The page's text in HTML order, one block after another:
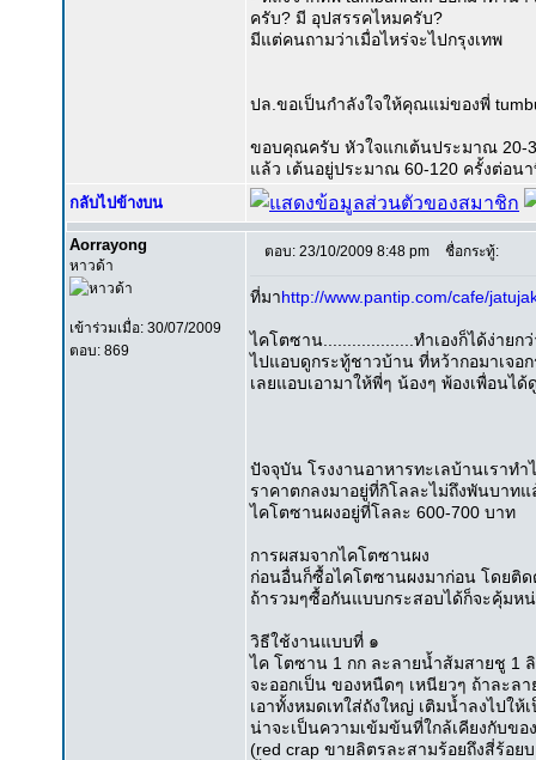
ครับ? มี อุปสรรคไหมครับ?
มีแต่คนถามว่าเมื่อไหร่จะไปกรุงเทพ
ปล.ขอเป็นกำลังใจให้คุณแม่ของพี่
ขอบคุณครับ หัวใจแกเต้นประมาณ 20-
แล้ว เต้นอยู่ประมาณ 60-120 ครั้งต่อน
กลับไปข้างบน
Aorrayong
หาวด้า
เข้าร่วมเมื่อ: 30/07/2009
ตอบ: 869
ตอบ: 23/10/2009 8:48 pm ชื่อกระทู้:
ที่มาhttp://www.pantip.com/cafe/
ไคโตซาน...................ทำเองก็ได้ง่ายก
ไปแอบดูกระทู้ชาวบ้าน ที่หว้ากอมาเจอ
เลยแอบเอามาให้พี่ๆ น้องๆ พ้องเพื่อนไ
ปัจจุบัน โรงงานอาหารทะเลบ้านเราท
ราคาตกลงมาอยู่ที่กิโลละไม่ถึงพันบาท
ไคโตซานผงอยู่ที่โลละ 600-700 บาท
การผสมจากไคโตซานผง
ก่อนอื่นก็ซื้อไคโตซานผงมาก่อน โดยติด
ถ้ารวมๆซื้อกันแบบกระสอบได้ก็จะคุ้มห
วิธีใช้งานแบบที่ ๑
ไค โตซาน 1 กก ละลายน้ำส้มสายชู 1
จะออกเป็น ของหนืดๆ เหนียวๆ ถ้าละล
เอาทั้งหมดเทใส่ถังใหญ่ เติมน้ำลงไปใ
น่าจะเป็นความเข้มข้นที่ใกล้เคียงกับข
(red crap ขายลิตรละสามร้อยถึงสี่ร้อย